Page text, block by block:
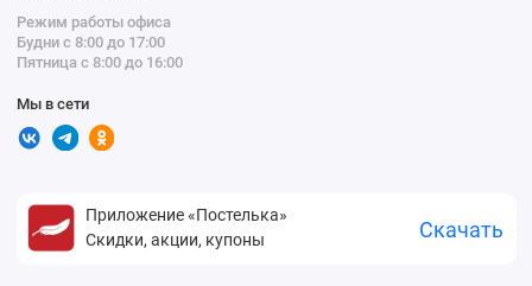
Режим работы офиса
Будни с 8:00 до 17:00
Пятница с 8:00 до 16:00
Мы в сети
Приложение «Постелька»
Скидки, акции, купоны
Скачать